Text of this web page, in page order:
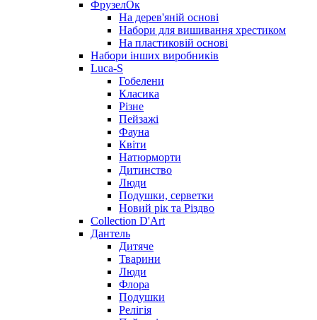
ФрузелОк
На дерев'яній основі
Набори для вишивання хрестиком
На пластиковій основі
Набори інших виробників
Luca-S
Гобелени
Класика
Різне
Пейзажі
Фауна
Квіти
Натюрморти
Дитинство
Люди
Подушки, серветки
Новий рік та Різдво
Collection D'Art
Дантель
Дитяче
Тварини
Люди
Флора
Подушки
Релігія